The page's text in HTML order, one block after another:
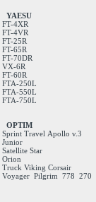
YAESU
FT-4XR
FT-4VR
FT-25R
FT-65R
FT-70DR
VX-6R
FT-60R
FTA-250L
FTA-550L
FTA-750L
OPTIM
Sprint Travel Apollo v.3
Junior
Satellite Star
Orion
Truck Viking Corsair
Voyager Pilgrim 778 270